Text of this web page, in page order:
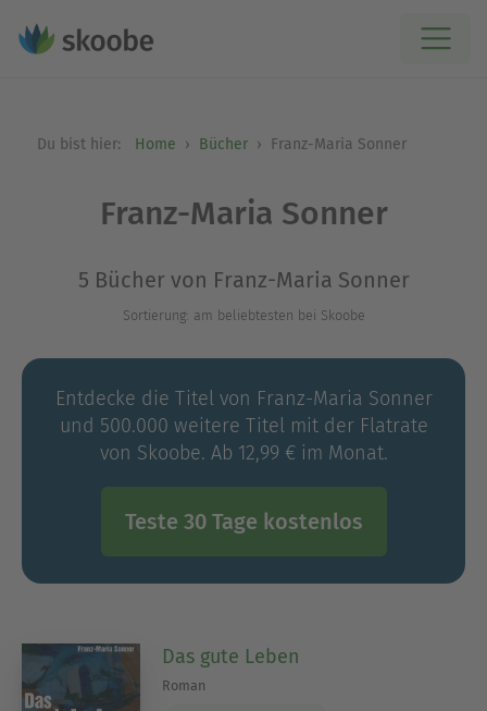
Du bist hier: Home Bücher Franz-Maria Sonner
Franz-Maria Sonner
5 Bücher von Franz-Maria Sonner
Sortierung: am beliebtesten bei Skoobe
Entdecke die Titel von Franz-Maria Sonner
und 500.000 weitere Titel mit der Flatrate
von Skoobe. Ab 12,99 € im Monat.
Teste 30 Tage kostenlos
Das gute Leben
Roman